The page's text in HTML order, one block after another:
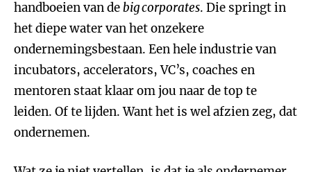
handboeien van debig corporates. Die springt in
het diepe water van het onzekere
ondernemingsbestaan. Een hele industrie van
incubators, accelerators, VC’s, coaches en
mentoren staat klaar om jou naar de top te
leiden. Of te lijden. Want het is wel afzien zeg, dat
ondernemen.